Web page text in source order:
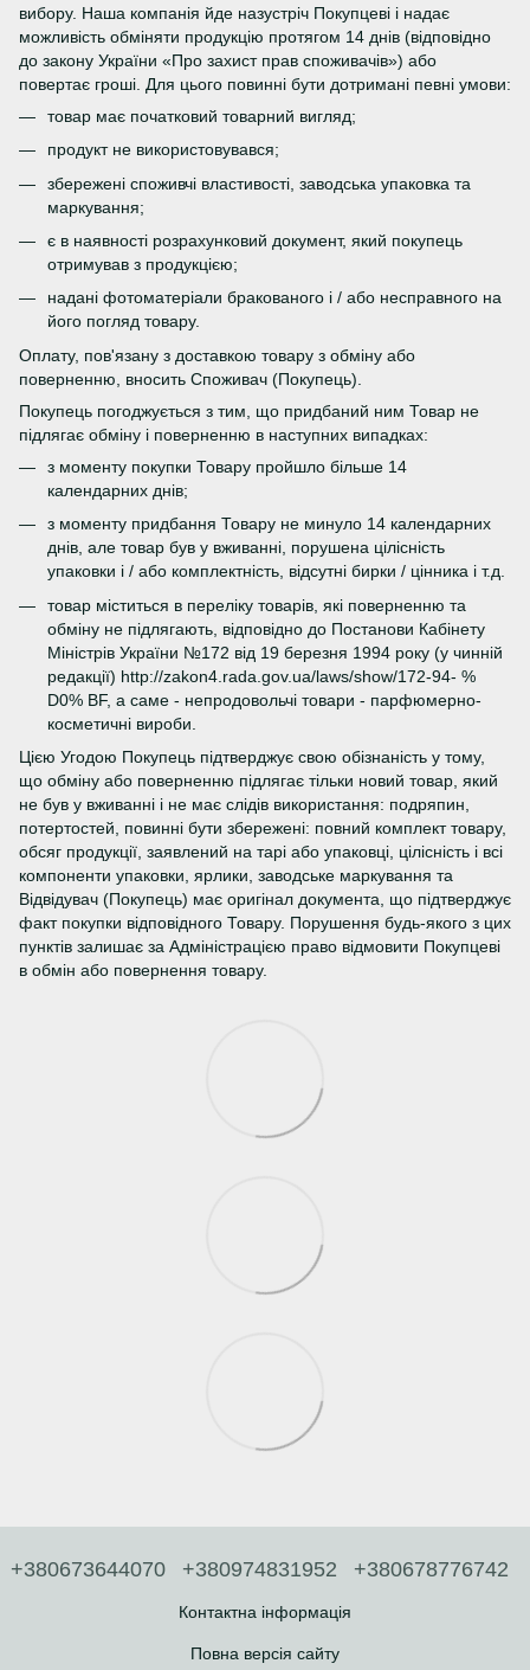
вибору. Наша компанія йде назустріч Покупцеві і надає
можливість обміняти продукцію протягом 14 днів (відповідно
до закону України «Про захист прав споживачів») або
повертає гроші. Для цього повинні бути дотримані певні умови:
товар має початковий товарний вигляд;
продукт не використовувався;
збережені споживчі властивості, заводська упаковка та
маркування;
є в наявності розрахунковий документ, який покупець
отримував з продукцією;
надані фотоматеріали бракованого і / або несправного на
його погляд товару.
Оплату, пов'язану з доставкою товару з обміну або
поверненню, вносить Споживач (Покупець).
Покупець погоджується з тим, що придбаний ним Товар не
підлягає обміну і поверненню в наступних випадках:
з моменту покупки Товару пройшло більше 14
календарних днів;
з моменту придбання Товару не минуло 14 календарних
днів, але товар був у вживанні, порушена цілісність
упаковки і / або комплектність, відсутні бирки / цінника і т.д.
товар міститься в переліку товарів, які поверненню та
обміну не підлягають, відповідно до Постанови Кабінету
Міністрів України №172 від 19 березня 1994 року (у чинній
редакції) http://zakon4.rada.gov.ua/laws/show/172-94- %
D0% BF, а саме - непродовольчі товари - парфюмерно-
косметичні вироби.
Цією Угодою Покупець підтверджує свою обізнаність у тому,
що обміну або поверненню підлягає тільки новий товар, який
не був у вживанні і не має слідів використання: подряпин,
потертостей, повинні бути збережені: повний комплект товару,
обсяг продукції, заявлений на тарі або упаковці, цілісність і всі
компоненти упаковки, ярлики, заводське маркування та
Відвідувач (Покупець) має оригінал документа, що підтверджує
факт покупки відповідного Товару. Порушення будь-якого з цих
пунктів залишає за Адміністрацією право відмовити Покупцеві
в обмін або повернення товару.
+380673644070 +380974831952 +380678776742
Контактна інформація
Повна версія сайту